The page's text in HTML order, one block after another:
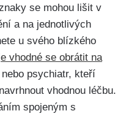
se mohou lišit v
a na jednotlivých
u svého blízkého
vhodné se obrátit na
psychiatr, kteří
vhodnou léčbu.